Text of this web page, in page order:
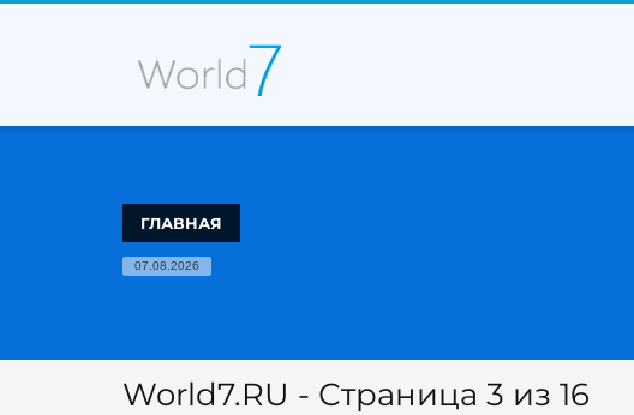
ГЛАВНАЯ
07.08.2026
World7.RU - Страница 3 из 16